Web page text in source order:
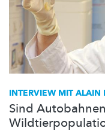
INTERVIEW MIT ALAIN
Sind